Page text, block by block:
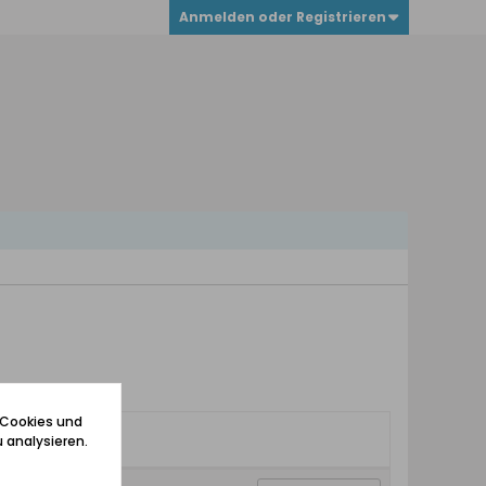
Anmelden oder Registrieren
und